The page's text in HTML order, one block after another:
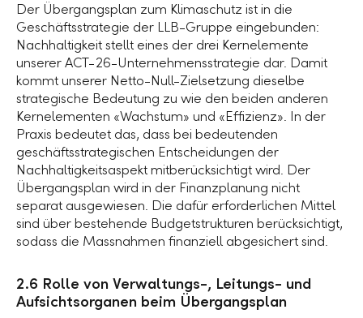
Der Übergangsplan zum Klimaschutz ist in die
Geschäftsstrategie der LLB-Gruppe eingebunden:
Nachhaltigkeit stellt eines der drei Kernelemente
unserer ACT-26-Unternehmensstrategie dar. Damit
kommt unserer Netto-Null-Zielsetzung dieselbe
strategische Bedeutung zu wie den beiden anderen
Kernelementen «Wachstum» und «Effizienz». In der
Praxis bedeutet das, dass bei bedeutenden
geschäftsstrategischen Entscheidungen der
Nachhaltigkeitsaspekt mitberücksichtigt wird. Der
Übergangsplan wird in der Finanzplanung nicht
separat ausgewiesen. Die dafür erforderlichen Mittel
sind über bestehende Budgetstrukturen berücksichtigt,
sodass die Massnahmen finanziell abgesichert sind.
2.6 Rolle von Verwaltungs-, Leitungs- und
Aufsichtsorganen beim Übergangsplan